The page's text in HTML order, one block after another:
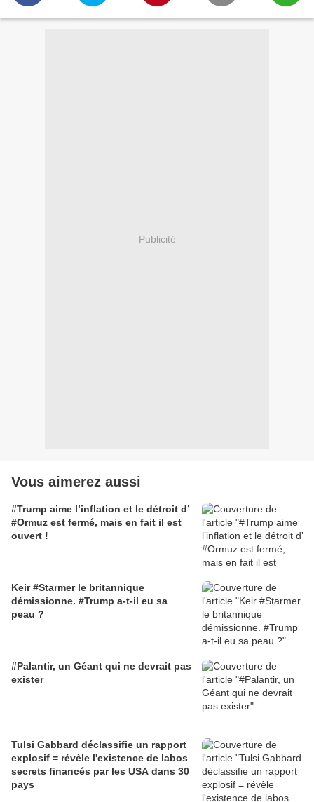
Publicité
Vous aimerez aussi
#Trump aime l’inflation et le détroit d’
#Ormuz est fermé, mais en fait il est
ouvert !
Keir #Starmer le britannique
démissionne. #Trump a-t-il eu sa
peau ?
#Palantir, un Géant qui ne devrait pas
exister
Tulsi Gabbard déclassifie un rapport
explosif = révèle l'existence de labos
secrets financés par les USA dans 30
pays